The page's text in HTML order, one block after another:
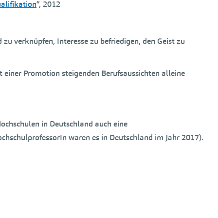
“, 2012
verknüpfen, Interesse zu befriedigen, den Geist zu
Promotion steigenden Berufsaussichten alleine
in Deutschland auch eine
waren es in Deutschland im Jahr 2017).